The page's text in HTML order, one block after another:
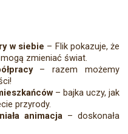
w siebie – Flik pokazuje, że
zmieniać świat.
– razem możemy
– bajka uczy, jak
przyrody.
animacja– doskonała